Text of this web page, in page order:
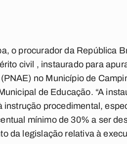
o procurador da República
civil , instaurado para
no Município de
de Educação. “A
instrução procedimental,
mínimo de 30% a ser
da legislação relativa à